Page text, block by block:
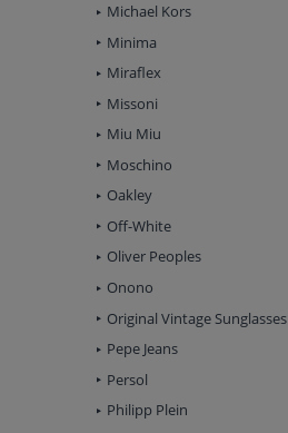
Michael Kors
Minima
Miraflex
Missoni
Miu Miu
Moschino
Oakley
Off-White
Oliver Peoples
Onono
Original Vintage Sunglasses
Pepe Jeans
Persol
Philipp Plein